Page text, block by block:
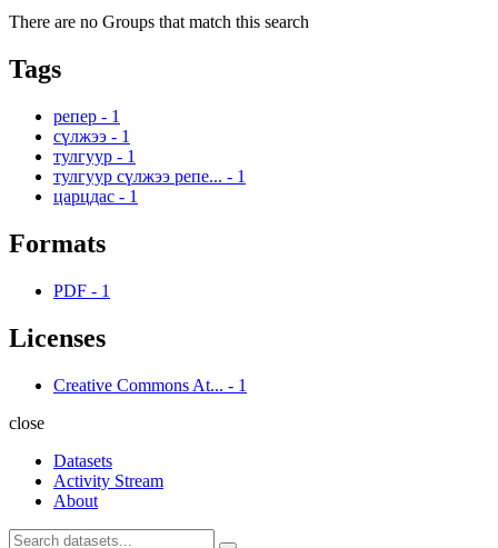
There are no Groups that match this search
Tags
репер - 1
сүлжээ - 1
тулгуур - 1
тулгуур сүлжээ репе... - 1
царцдас - 1
Formats
PDF - 1
Licenses
Creative Commons At... - 1
close
Datasets
Activity Stream
About